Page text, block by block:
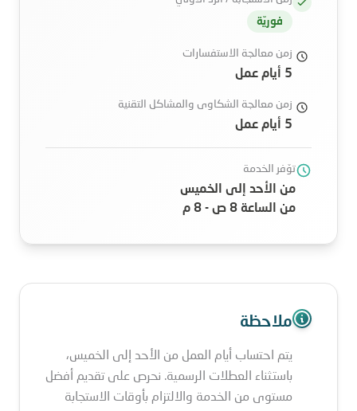
فوريّة
زمن معالجة الاستفسارات
5 أيام عمل
زمن معالجة الشكاوى والمشاكل التقنية
5 أيام عمل
توّفر الخدمة
من الأحد إلى الخميس
من الساعة 8 ص - 8 م
ملاحظة
يتم احتساب أيام العمل من الأحد إلى الخميس،
باستثناء العطلات الرسمية. نحرص على تقديم أفضل
مستوى من الخدمة والالتزام بأوقات الاستجابة